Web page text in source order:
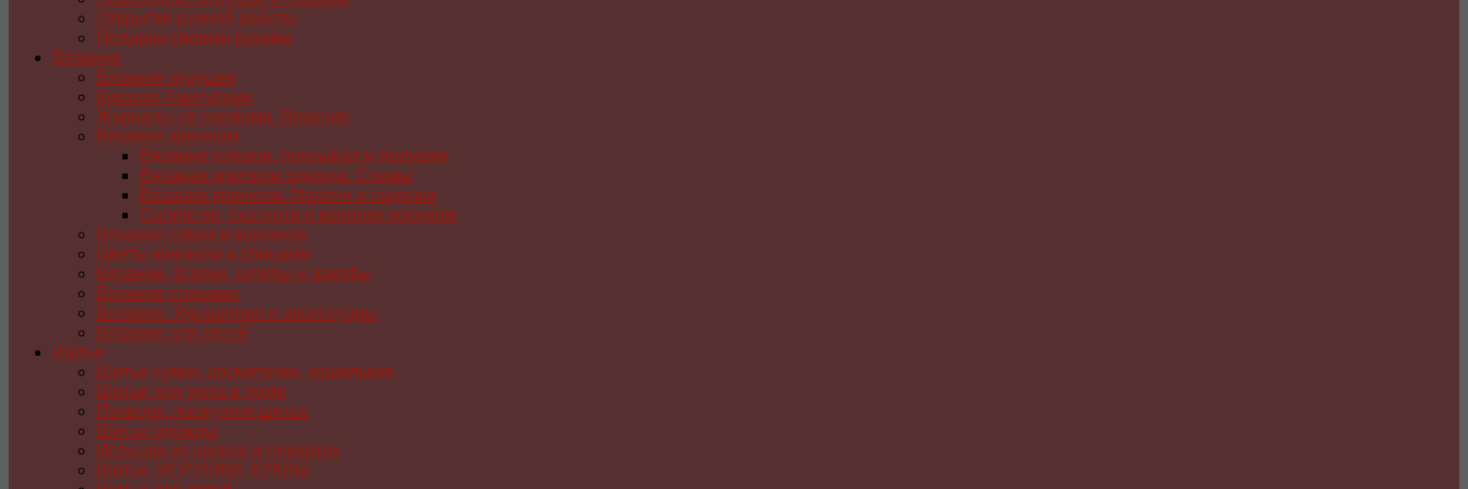
Открытки ручной работы
Подарки своими руками
Вязание
Вязание игрушек
Куколки Амигуруми
Журналы со схемами. Вязание
Вязание крючком
Вязание пледов, покрывал и подушек
Вязаная крючком одежда. Схемы
Вязание крючком. Мелочи и поделки
Салфетки, скатерти и коврики крючком
Вязание сумок и корзинок
Цветы крючком и спицами
Вязание. Шапки, шляпы и шарфы
Вязание спицами
Вязание. Украшения и аксессуары
Вязание для детей
Шитье
Шитье сумок, косметичек, кошельков
Шитье для уюта в доме
Пэчворк, лоскутное шитье
Шитье одежды
Игрушки из носков и перчаток
Шитье. ИГРУШКИ, КУКЛЫ